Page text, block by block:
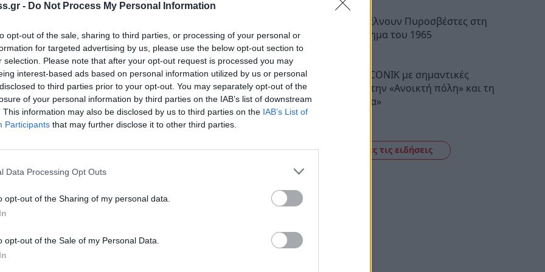
- Do Not Process My Personal Information
opt-out of the sale, sharing to third parties, or processing of your personal or
for targeted advertising by us, please use the below opt-out section to
selection. Please note that after your opt-out request is processed you may
interest-based ads based on personal information utilized by us or personal
to third parties prior to your opt-out. You may separately opt-out of the
of your personal information by third parties on the IAB’s list of downstream
This information may also be disclosed by us to third parties on the IAB’s List of
Participants that may further disclose it to other third parties.
Data Processing Opt Outs
opt-out of the Sharing of my personal data.
opt-out of the Sale of my Personal Data.
όταν αναζητάς ειδήσεις στη Google
ως προτιμώμενη πηγή
αποτελέσματα της Google
που έχουν εξαπολύσει κυνηγητό για τον εντοπισμό των
Μάνη με αποτέλεσμα να έχει
μετά τα συνεχή κρούσματα.
Λακωνία: Στέλνουν Πυροσβέστες στη
φωτιά με όχημα του 1965
Σπάρτη: EYECONIK με σημαντικές
εκπτώσεις στην «Ανοικτή πόλη» και τη
«Λευκή νύκτα»
Δείτε όλες τις ειδήσεις